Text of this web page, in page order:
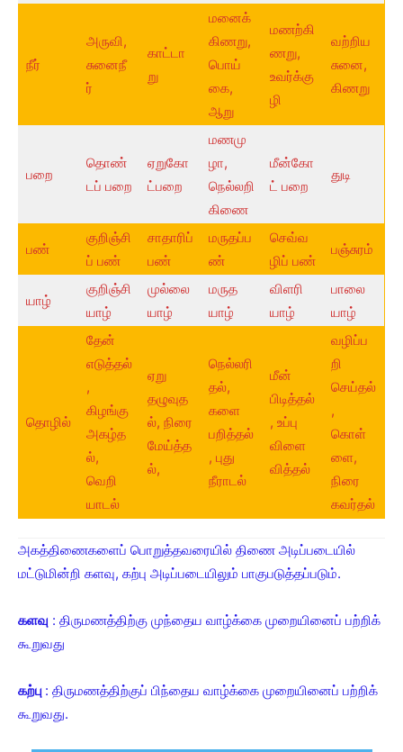
நீர்
அருவி,
சுனைநீ
ர்
காட்டா
று
மனைக்
கிணறு,
பொய்
கை,
ஆறு
மணற்கி
ணறு,
உவர்க்கு
ழி
வற்றிய
சுனை,
கிணறு
பறை
தொண்
டப் பறை
ஏறுகோ
ட்பறை
மணமு
ழா,
நெல்லறி
கிணை
மீன்கோ
ட் பறை
துடி
பண்
குறிஞ்சி
ப் பண்
சாதாரிப்
பண்
மருதப்ப
ண்
செவ்வ
ழிப் பண்
பஞ்சுரம்
யாழ்
குறிஞ்சி
யாழ்
முல்லை
யாழ்
மருத
யாழ்
விளரி
யாழ்
பாலை
யாழ்
தொழில்
தேன்
எடுத்தல்
,
கிழங்கு
அகழ்த
ல்,
வெறி
யாடல்
ஏறு
தழுவுத
ல், நிரை
மேய்த்த
ல்,
நெல்லரி
தல்,
களை
பறித்தல்
, புது
நீராடல்
மீன்
பிடித்தல்
, உப்பு
விளை
வித்தல்
வழிப்ப
றி
செய்தல்
,
கொள்
ளை,
நிரை
கவர்தல்
அகத்திணைகளைப் பொறுத்தவரையில் திணை அடிப்படையில்
மட்டுமின்றி களவு, கற்பு அடிப்படையிலும் பாகுபடுத்தப்படும்.
களவு : திருமணத்திற்கு முந்தைய வாழ்க்கை முறையினைப் பற்றிக்
கூறுவது
கற்பு : திருமணத்திற்குப் பிந்தைய வாழ்க்கை முறையினைப் பற்றிக்
கூறுவது.